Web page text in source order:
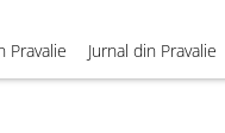
Pravalie Jurnal din Pravalie